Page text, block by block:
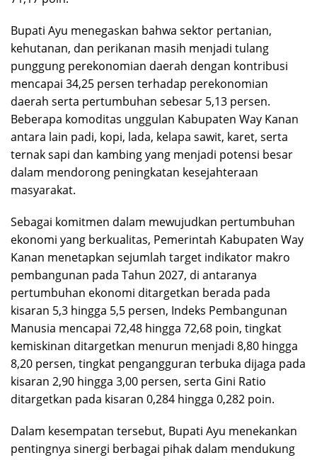
Bupati Ayu menegaskan bahwa sektor pertanian,
kehutanan, dan perikanan masih menjadi tulang
punggung perekonomian daerah dengan kontribusi
mencapai 34,25 persen terhadap perekonomian
daerah serta pertumbuhan sebesar 5,13 persen.
Beberapa komoditas unggulan Kabupaten Way Kanan
antara lain padi, kopi, lada, kelapa sawit, karet, serta
ternak sapi dan kambing yang menjadi potensi besar
dalam mendorong peningkatan kesejahteraan
masyarakat.
Sebagai komitmen dalam mewujudkan pertumbuhan
ekonomi yang berkualitas, Pemerintah Kabupaten Way
Kanan menetapkan sejumlah target indikator makro
pembangunan pada Tahun 2027, di antaranya
pertumbuhan ekonomi ditargetkan berada pada
kisaran 5,3 hingga 5,5 persen, Indeks Pembangunan
Manusia mencapai 72,48 hingga 72,68 poin, tingkat
kemiskinan ditargetkan menurun menjadi 8,80 hingga
8,20 persen, tingkat pengangguran terbuka dijaga pada
kisaran 2,90 hingga 3,00 persen, serta Gini Ratio
ditargetkan pada kisaran 0,284 hingga 0,282 poin.
Dalam kesempatan tersebut, Bupati Ayu menekankan
pentingnya sinergi berbagai pihak dalam mendukung